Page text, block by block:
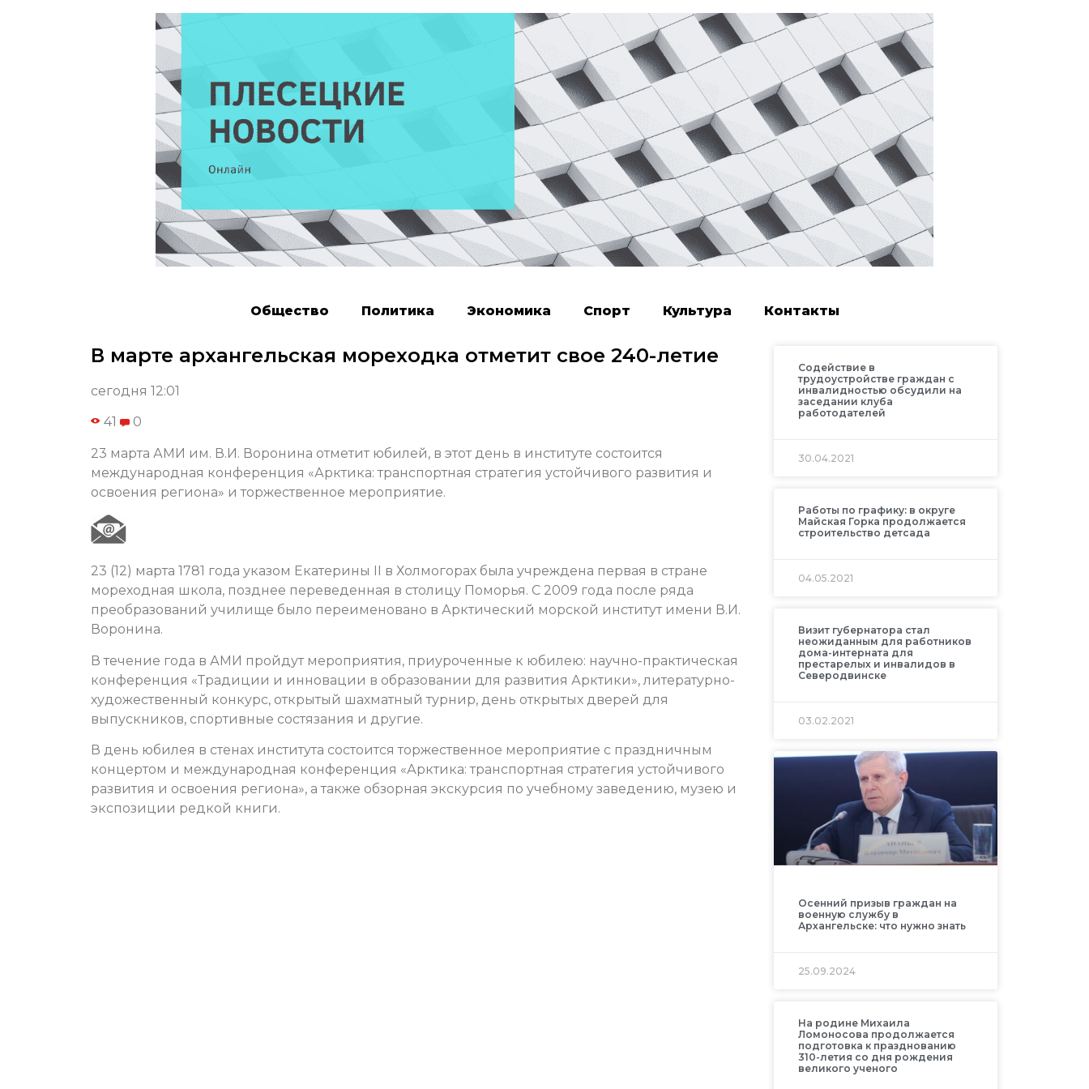
Общество Политика Экономика Спорт Культура Контакты
В марте архангельская мореходка отметит свое 240-летие
сегодня 12:01
41 0
23 марта АМИ им. В.И. Воронина отметит юбилей, в этот день в институте состоится
международная конференция «Арктика: транспортная стратегия устойчивого развития и
освоения региона» и торжественное мероприятие.
23 (12) марта 1781 года указом Екатерины II в Холмогорах была учреждена первая в стране
мореходная школа, позднее переведенная в столицу Поморья. С 2009 года после ряда
преобразований училище было переименовано в Арктический морской институт имени В.И.
Воронина.
В течение года в АМИ пройдут мероприятия, приуроченные к юбилею: научно-практическая
конференция «Традиции и инновации в образовании для развития Арктики», литературно-
художественный конкурс, открытый шахматный турнир, день открытых дверей для
выпускников, спортивные состязания и другие.
В день юбилея в стенах института состоится торжественное мероприятие с праздничным
концертом и международная конференция «Арктика: транспортная стратегия устойчивого
развития и освоения региона», а также обзорная экскурсия по учебному заведению, музею и
экспозиции редкой книги.
Содействие в
трудоустройстве граждан с
инвалидностью обсудили на
заседании клуба
работодателей
30.04.2021
Работы по графику: в округе
Майская Горка продолжается
строительство детсада
04.05.2021
Визит губернатора стал
неожиданным для работников
дома-интерната для
престарелых и инвалидов в
Северодвинске
03.02.2021
Осенний призыв граждан на
военную службу в
Архангельске: что нужно знать
25.09.2024
На родине Михаила
Ломоносова продолжается
подготовка к празднованию
310-летия со дня рождения
великого ученого